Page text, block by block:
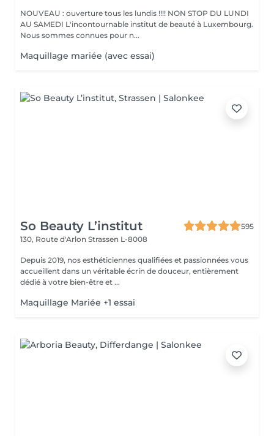
NOUVEAU : ouverture tous les lundis !!!! NON STOP DU LUNDI
AU SAMEDI L'incontournable institut de beauté à Luxembourg.
Nous sommes connues pour n...
Maquillage mariée (avec essai)
So Beauty L’institut
595
130, Route d'Arlon Strassen L-8008
Depuis 2019, nos esthéticiennes qualifiées et passionnées vous
accueillent dans un véritable écrin de douceur, entièrement
dédié à votre bien-être et ...
Maquillage Mariée +1 essai